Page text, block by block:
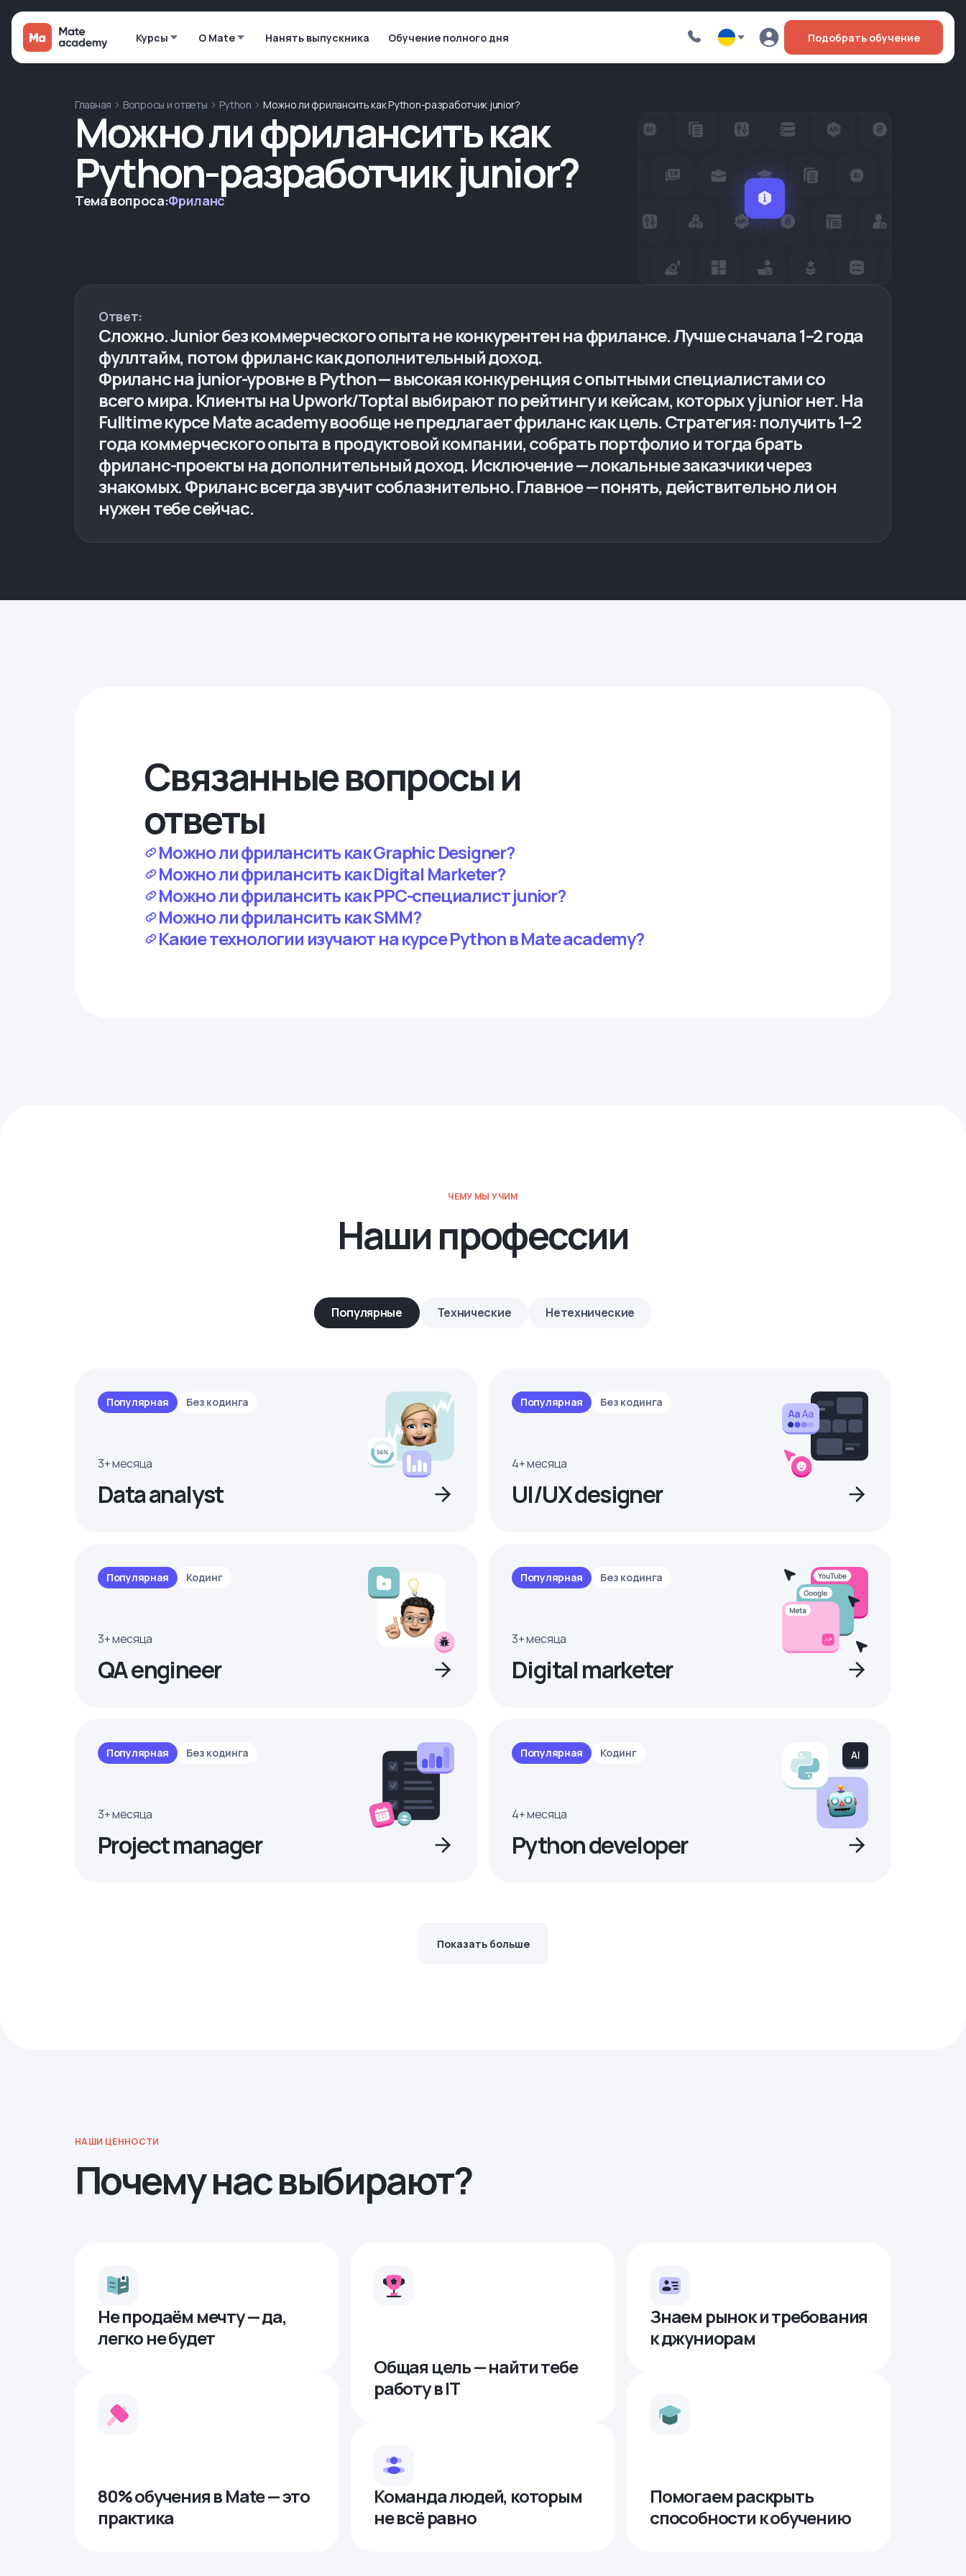
Курсы О Mate Нанять выпускника Обучение полного дня Подобрать обучение
Главная Вопросы и ответы Python Можно ли фрилансить как Python-разработчик junior?
Можно ли фрилансить как
Python-разработчик junior?
Тема вопроса:Фриланс
Ответ:
Сложно. Junior без коммерческого опыта не конкурентен на фрилансе. Лучше сначала 1–2 года
фуллтайм, потом фриланс как дополнительный доход.
Фриланс на junior-уровне в Python — высокая конкуренция с опытными специалистами со
всего мира. Клиенты на Upwork/Toptal выбирают по рейтингу и кейсам, которых у junior нет. На
Fulltime курсе Mate academy вообще не предлагает фриланс как цель. Стратегия: получить 1–2
года коммерческого опыта в продуктовой компании, собрать портфолио и тогда брать
фриланс-проекты на дополнительный доход. Исключение — локальные заказчики через
знакомых. Фриланс всегда звучит соблазнительно. Главное — понять, действительно ли он
нужен тебе сейчас.
Связанные вопросы и
ответы
Можно ли фрилансить как Graphic Designer?
Можно ли фрилансить как Digital Marketer?
Можно ли фрилансить как PPC-специалист junior?
Можно ли фрилансить как SMM?
Какие технологии изучают на курсе Python в Mate academy?
ЧЕМУ МЫ УЧИМ
Наши профессии
Популярные Технические Нетехнические
Популярная Без кодинга
3+ месяца
Data analyst
Популярная Без кодинга
4+ месяца
UI/UX designer
Популярная Кодинг
3+ месяца
QA engineer
Популярная Без кодинга
3+ месяца
Digital marketer
Популярная Без кодинга
3+ месяца
Project manager
Популярная Кодинг
4+ месяца
Python developer
Показать больше
НАШИ ЦЕННОСТИ
Почему нас выбирают?
Не продаём мечту — да,
легко не будет
80% обучения в Mate — это
практика
Общая цель — найти тебе
работу в IТ
Команда людей, которым
не всё равно
Знаем рынок и требования
к джуниорам
Помогаем раскрыть
способности к обучению